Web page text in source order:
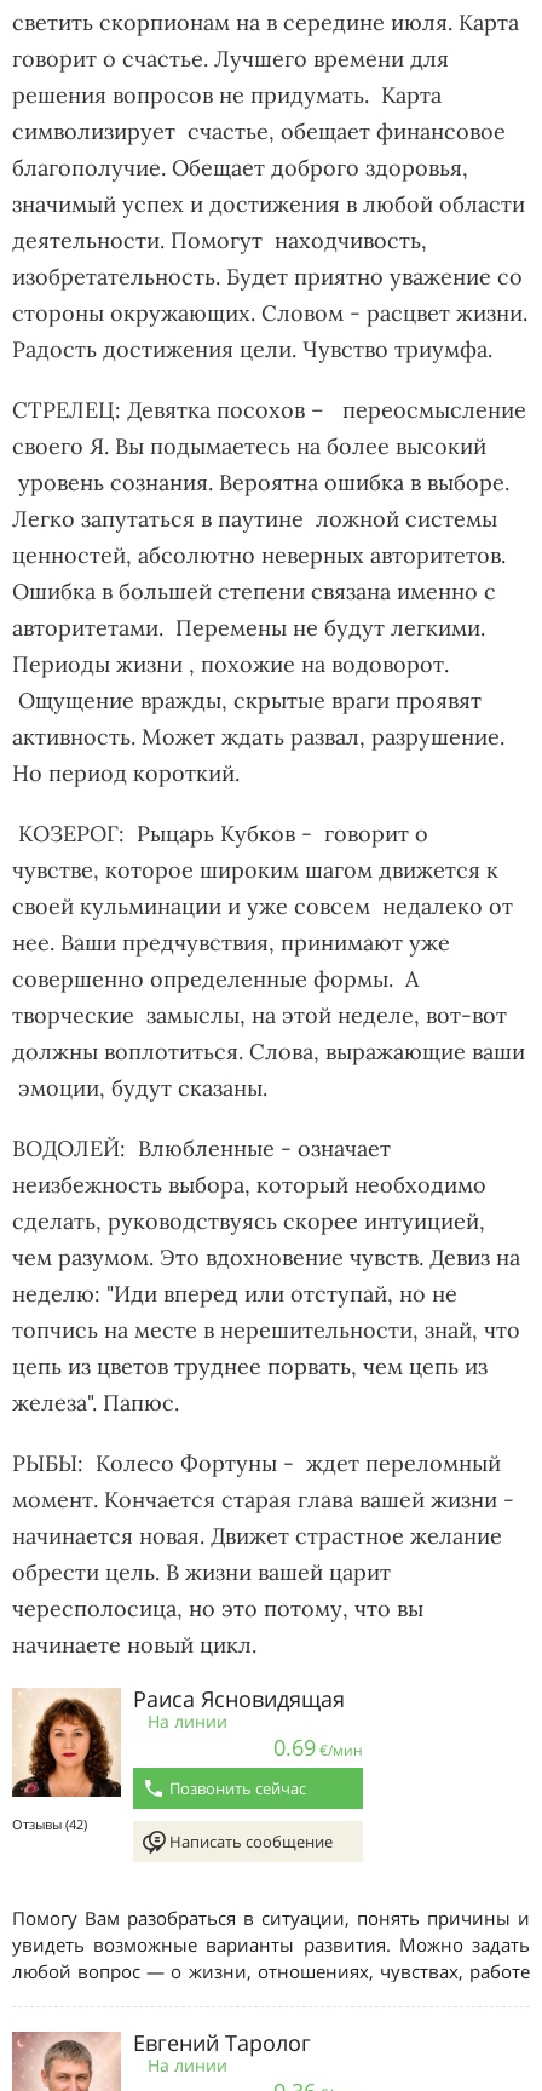
светить скорпионам на в середине июля. Карта
говорит о счастье. Лучшего времени для
решения вопросов не придумать. Карта
символизирует счастье, обещает финансовое
благополучие. Обещает доброго здоровья,
значимый успех и достижения в любой области
деятельности. Помогут находчивость,
изобретательность. Будет приятно уважение со
стороны окружающих. Словом - расцвет жизни.
Радость достижения цели. Чувство триумфа.
СТРЕЛЕЦ: Девятка посохов – переосмысление
своего Я. Вы подымаетесь на более высокий
уровень сознания. Вероятна ошибка в выборе.
Легко запутаться в паутине ложной системы
ценностей, абсолютно неверных авторитетов.
Ошибка в большей степени связана именно с
авторитетами. Перемены не будут легкими.
Периоды жизни , похожие на водоворот.
Ощущение вражды, скрытые враги проявят
активность. Может ждать развал, разрушение.
Но период короткий.
КОЗЕРОГ: Рыцарь Кубков - говорит о
чувстве, которое широким шагом движется к
своей кульминации и уже совсем недалеко от
нее. Ваши предчувствия, принимают уже
совершенно определенные формы. А
творческие замыслы, на этой неделе, вот-вот
должны воплотиться. Слова, выражающие ваши
эмоции, будут сказаны.
ВОДОЛЕЙ: Влюбленные - означает
неизбежность выбора, который необходимо
сделать, руководствуясь скорее интуицией,
чем разумом. Это вдохновение чувств. Девиз на
неделю: "Иди вперед или отступай, но не
топчись на месте в нерешительности, знай, что
цепь из цветов труднее порвать, чем цепь из
железа". Папюс.
РЫБЫ: Колесо Фортуны - ждет переломный
момент. Кончается старая глава вашей жизни -
начинается новая. Движет страстное желание
обрести цель. В жизни вашей царит
чересполосица, но это потому, что вы
начинаете новый цикл.